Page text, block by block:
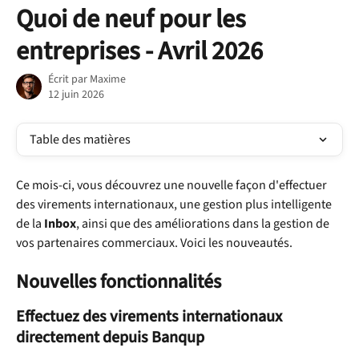
Quoi de neuf pour les
entreprises - Avril 2026
Écrit par Maxime
12 juin 2026
Table des matières
Ce mois-ci, vous découvrez une nouvelle façon d'effectuer
des virements internationaux, une gestion plus intelligente
de la Inbox, ainsi que des améliorations dans la gestion de
vos partenaires commerciaux. Voici les nouveautés.
Nouvelles fonctionnalités
Effectuez des virements internationaux
directement depuis Banqup